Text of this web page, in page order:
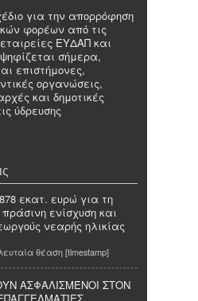
για την απορρόφηση
φορέων από τις
ΕΥΔΑΠ και
σήμερα,
επιστήμονες,
οργανώσεις,
και δημοτικές
ύδρευσης
εκατ. ευρώ για τη
ενίσχυση και
νεαρής ηλικίας
θέαση [timestamp]
ΑΣΦΑΛΙΣΜΈΝΟΙ ΣΤΟΝ